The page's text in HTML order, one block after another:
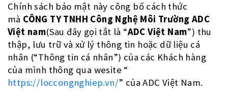
Chính sách bảo mật này công bố cách thức
mà CÔNG TY TNHH Công Nghệ Môi Trường ADC
Việt nam(Sau đây gọi tắt là “ADC Việt Nam”) thu
thập, lưu trữ và xử lý thông tin hoặc dữ liệu cá
nhân (“Thông tin cá nhân”) của các Khách hàng
của mình thông qua wesite “
https://loccongnghiep.vn/” của ADC Việt Nam.